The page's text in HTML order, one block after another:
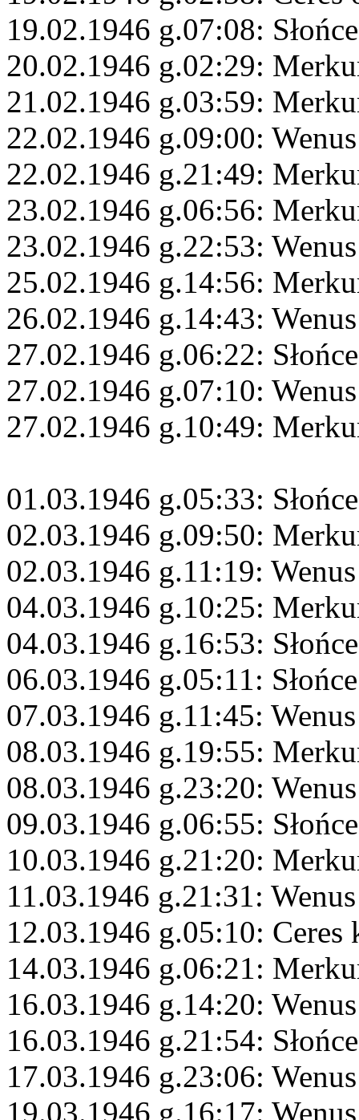
19.02.1946 g.07:08:
20.02.1946 g.02:29:
21.02.1946 g.03:59:
22.02.1946 g.09:00:
22.02.1946 g.21:49:
23.02.1946 g.06:56:
23.02.1946 g.22:53:
25.02.1946 g.14:56:
26.02.1946 g.14:43:
27.02.1946 g.06:22:
27.02.1946 g.07:10:
27.02.1946 g.10:49:
01.03.1946 g.05:33:
02.03.1946 g.09:50:
02.03.1946 g.11:19:
04.03.1946 g.10:25:
04.03.1946 g.16:53:
06.03.1946 g.05:11:
07.03.1946 g.11:45:
08.03.1946 g.19:55:
08.03.1946 g.23:20:
09.03.1946 g.06:55:
10.03.1946 g.21:20:
11.03.1946 g.21:31:
12.03.1946 g.05:10: Ceres
14.03.1946 g.06:21:
16.03.1946 g.14:20:
16.03.1946 g.21:54:
17.03.1946 g.23:06:
19.03.1946 g.16:17: